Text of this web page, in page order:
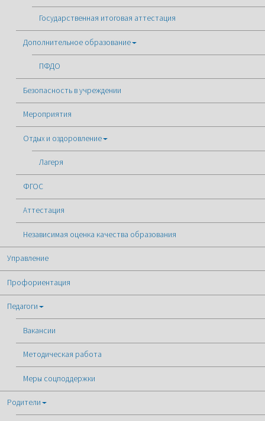
Государственная итоговая аттестация
Дополнительное образование
ПФДО
Безопасность в учреждении
Мероприятия
Отдых и оздоровление
Лагеря
ФГОС
Аттестация
Независимая оценка качества образования
Управление
Профориентация
Педагоги
Вакансии
Методическая работа
Меры соцподдержки
Родители